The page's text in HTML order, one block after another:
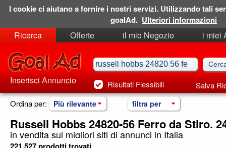
Ricerca Offerte il mio Negozio
i miei
Risultati Flessibili Salva
Inserisci Annuncio
Ordina per: Più rilevante filtra per
Russell Hobbs 24820-56 Ferro da Stiro,
in vendita sui migliori siti di annunci in Italia
I cookie ci aiutano a fornire i nostri servizi. Utilizzando tali
goalAd. Ulteriori informazioni